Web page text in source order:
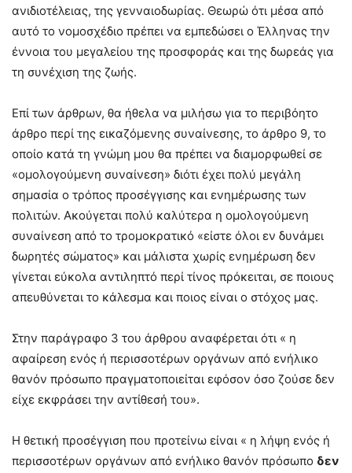
ανιδιοτέλειας, της γενναιοδωρίας. Θεωρώ ότι μέσα από
αυτό το νομοσχέδιο πρέπει να εμπεδώσει ο Έλληνας την
έννοια του μεγαλείου της προσφοράς και της δωρεάς για
τη συνέχιση της ζωής.
Επί των άρθρων, θα ήθελα να μιλήσω για το περιβόητο
άρθρο περί της εικαζόμενης συναίνεσης, το άρθρο 9, το
οποίο κατά τη γνώμη μου θα πρέπει να διαμορφωθεί σε
«ομολογούμενη συναίνεση» διότι έχει πολύ μεγάλη
σημασία ο τρόπος προσέγγισης και ενημέρωσης των
πολιτών. Ακούγεται πολύ καλύτερα η ομολογούμενη
συναίνεση από το τρομοκρατικό «είστε όλοι εν δυνάμει
δωρητές σώματος» και μάλιστα χωρίς ενημέρωση δεν
γίνεται εύκολα αντιληπτό περί τίνος πρόκειται, σε ποιους
απευθύνεται το κάλεσμα και ποιος είναι ο στόχος μας.
Στην παράγραφο 3 του άρθρου αναφέρεται ότι « η
αφαίρεση ενός ή περισσοτέρων οργάνων από ενήλικο
θανόν πρόσωπο πραγματοποιείται εφόσον όσο ζούσε δεν
είχε εκφράσει την αντίθεσή του».
Η θετική προσέγγιση που προτείνω είναι « η λήψη ενός ή
περισσοτέρων οργάνων από ενήλικο θανόν πρόσωπο δεν